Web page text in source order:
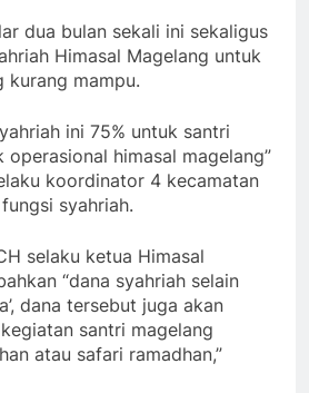
dua bulan sekali ini sekaligus
Himasal Magelang untuk
kurang mampu.
ini 75% untuk santri
operasional himasal magelang”
koordinator 4 kecamatan
syahriah.
selaku ketua Himasal
“dana syahriah selain
dana tersebut juga akan
santri magelang
atau safari ramadhan,”